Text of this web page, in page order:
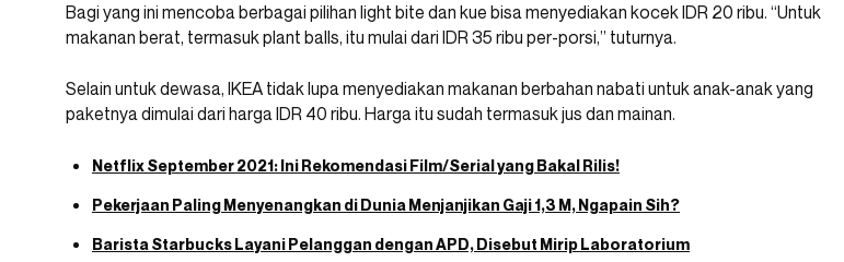
Bagi yang ini mencoba berbagai pilihan light bite dan kue bisa menyediakan kocek IDR 20 ribu. “Untuk
makanan berat, termasuk plant balls, itu mulai dari IDR 35 ribu per-porsi,” tuturnya.
Selain untuk dewasa, IKEA tidak lupa menyediakan makanan berbahan nabati untuk anak-anak yang
paketnya dimulai dari harga IDR 40 ribu. Harga itu sudah termasuk jus dan mainan.
Netflix September 2021: Ini Rekomendasi Film/Serial yang Bakal Rilis!
Pekerjaan Paling Menyenangkan di Dunia Menjanjikan Gaji 1,3 M, Ngapain Sih?
Barista Starbucks Layani Pelanggan dengan APD, Disebut Mirip Laboratorium